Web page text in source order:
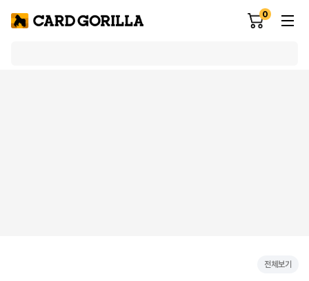
0
전체보기